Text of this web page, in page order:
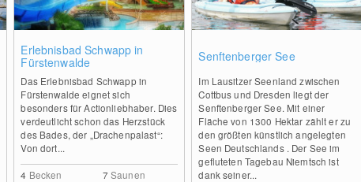
Erlebnisbad Schwapp in
Fürstenwalde
Das Erlebnisbad Schwapp in
Fürstenwalde eignet sich
besonders für Actionliebhaber. Dies
verdeutlicht schon das Herzstück
des Bades, der „Drachenpalast“:
Von dort...
4 Becken 7 Saunen
Senftenberger See
Im Lausitzer Seenland zwischen
Cottbus und Dresden liegt der
Senftenberger See. Mit einer
Fläche von 1300 Hektar zählt er zu
den größten künstlich angelegten
Seen Deutschlands . Der See im
gefluteten Tagebau Niemtsch ist
dank seiner...